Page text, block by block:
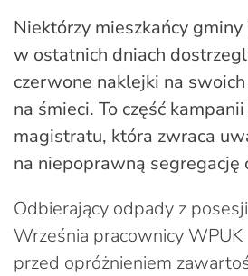
Niektórzy mieszkańcy
w ostatnich dniach
czerwone naklejki na swoich
na śmieci. To część
magistratu, która zwraca
na niepoprawną segregację
Odbierający odpady z
Września pracownicy WPUK
przed opróżnieniem